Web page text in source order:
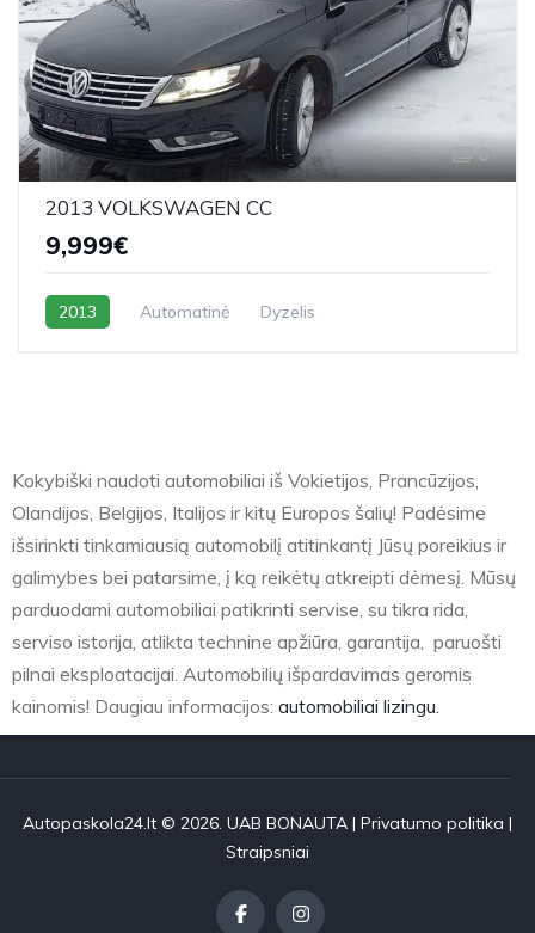
6
2013 VOLKSWAGEN CC
9,999€
2013 Automatinė Dyzelis
Kokybiški naudoti automobiliai iš Vokietijos, Prancūzijos,
Olandijos, Belgijos, Italijos ir kitų Europos šalių! Padėsime
išsirinkti tinkamiausią automobilį atitinkantį Jūsų poreikius ir
galimybes bei patarsime, į ką reikėtų atkreipti dėmesį. Mūsų
parduodami automobiliai patikrinti servise, su tikra rida,
serviso istorija, atlikta technine apžiūra, garantija, paruošti
pilnai eksploatacijai. Automobilių išpardavimas geromis
kainomis! Daugiau informacijos: automobiliai lizingu.
Autopaskola24.lt © 2026. UAB BONAUTA | Privatumo politika |
Straipsniai